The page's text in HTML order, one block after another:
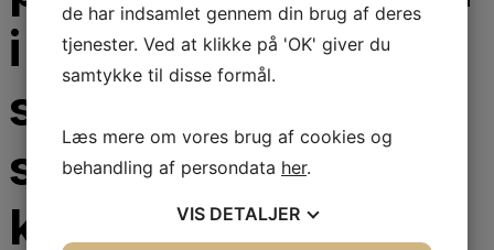
i kommunale
sundhedstilskud,
som kan have
konsekvenser for
de har indsamlet gennem din brug af deres
tjenester. Ved at klikke på 'OK' giver du
samtykke til disse formål.
Læs mere om vores brug af cookies og
behandling af persondata her.
VIS DETALJER